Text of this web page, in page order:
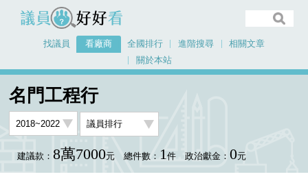
議員好好看
找議員 看廠商 全國排行 進階搜尋
相關文章
關於本站
名門工程行
建議款： 8萬7000元 總件數： 1件 政治獻金： 0元